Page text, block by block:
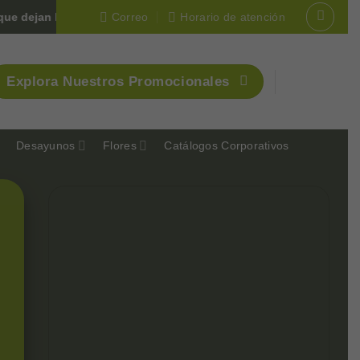
dejan huella en Colombia 🇨🇴
Correo Horario de atención
Explora Nuestros Promocionales
Desayunos Flores Catálogos Corporativos